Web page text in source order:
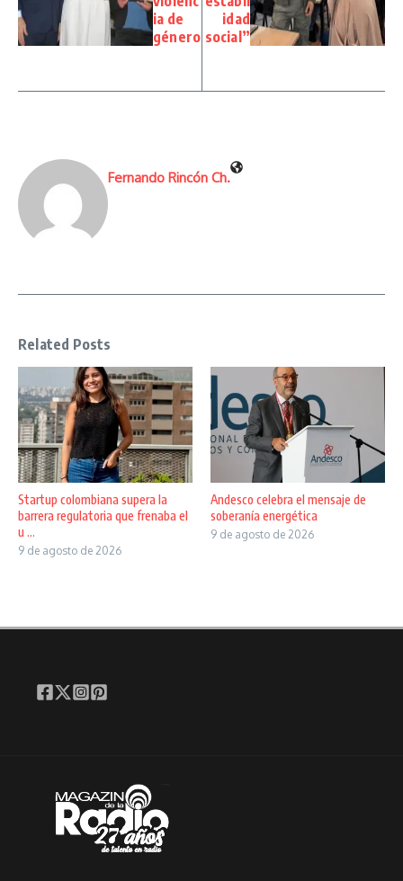
ia de
género
idad
social”
Fernando Rincón Ch.
Related Posts
Startup colombiana supera la
barrera regulatoria que frenaba el
u ...
9 de agosto de 2026
Andesco celebra el mensaje de
soberanía energética
9 de agosto de 2026